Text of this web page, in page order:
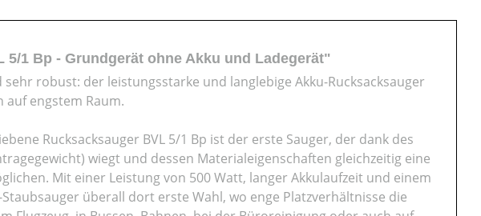
1 Bp - Grundgerät ohne Akku und Ladegerät"
robust: der leistungsstarke und langlebige Akku-Rucksacksauger
auf engstem Raum.
Rucksacksauger BVL 5/1 Bp ist der erste Sauger, der dank des
wiegt und dessen Materialeigenschaften gleichzeitig eine
Mit einer Leistung von 500 Watt, langer Akkulaufzeit und einem
überall dort erste Wahl, wo enge Platzverhältnisse die